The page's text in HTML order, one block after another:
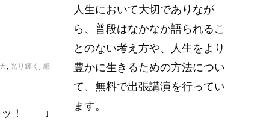
,光り輝く ,感
チッ！ ↓
人生において大切でありなが
ら、普段はなかなか語られるこ
とのない考え方や、人生をより
豊かに生きるための方法につい
て、無料で出張講演を行ってい
ます。